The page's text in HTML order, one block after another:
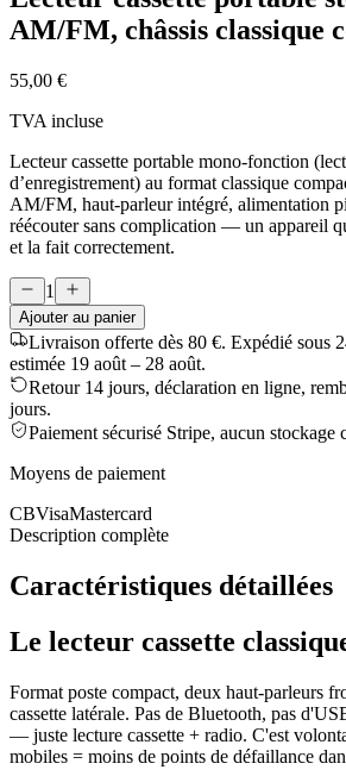
AM/FM, châssis classique
55,00 €
TVA incluse
Lecteur cassette portable mono-fonction
d’enregistrement) au format classique
AM/FM, haut-parleur intégré, alimentation
réécouter sans complication — un appareil
et la fait correctement.
1
Ajouter au panier
Livraison offerte dès 80 €. Expédié sous
estimée 19 août – 28 août.
Retour 14 jours, déclaration en ligne,
jours.
Paiement sécurisé Stripe, aucun stockage
Moyens de paiement
CBVisaMastercard
Description complète
Caractéristiques détaillées
Le lecteur cassette
Format poste compact, deux haut-parleurs
cassette latérale. Pas de Bluetooth, pas
— juste lecture cassette + radio. C'est
mobiles = moins de points de défaillance